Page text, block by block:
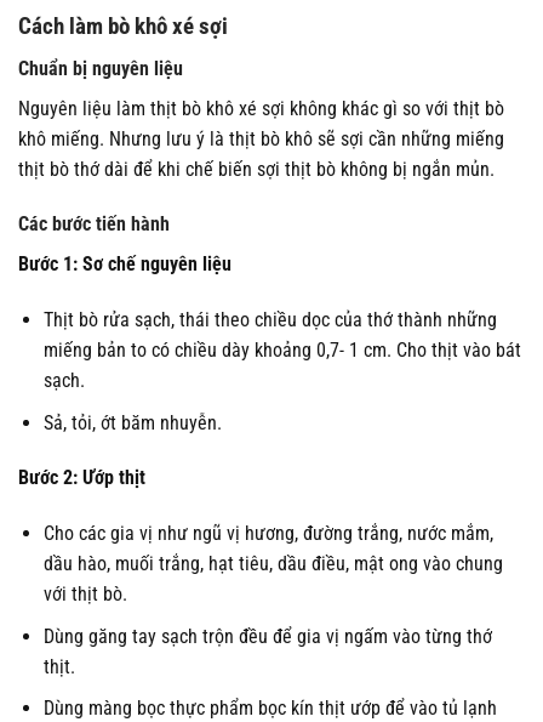
Cách làm bò khô xé sợi
Chuẩn bị nguyên liệu
Nguyên liệu làm thịt bò khô xé sợi không khác gì so với thịt bò
khô miếng. Nhưng lưu ý là thịt bò khô sẽ sợi cần những miếng
thịt bò thớ dài để khi chế biến sợi thịt bò không bị ngắn mủn.
Các bước tiến hành
Bước 1: Sơ chế nguyên liệu
Thịt bò rửa sạch, thái theo chiều dọc của thớ thành những
miếng bản to có chiều dày khoảng 0,7- 1 cm. Cho thịt vào bát
sạch.
Sả, tỏi, ớt băm nhuyễn.
Bước 2: Ướp thịt
Cho các gia vị như ngũ vị hương, đường trắng, nước mắm,
dầu hào, muối trắng, hạt tiêu, dầu điều, mật ong vào chung
với thịt bò.
Dùng găng tay sạch trộn đều để gia vị ngấm vào từng thớ
thịt.
Dùng màng bọc thực phẩm bọc kín thịt ướp để vào tủ lạnh